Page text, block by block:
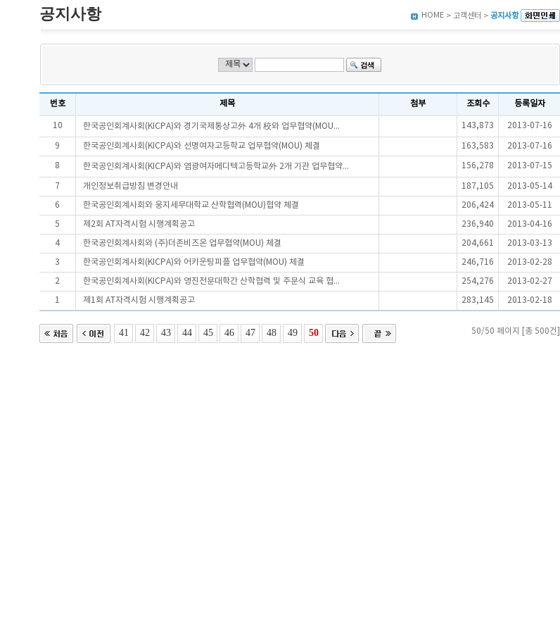
공지사항 HOME > 고객센터 > 공지사항
번호 제목 첨부 조회수 등록일자
10 한국공인회계사회(KICPA)와 경기국제통상고外 4개 校와 업무협약(MOU... 143,873 2013-07-16
9 한국공인회계사회(KICPA)와 선명여자고등학교 업무협약(MOU) 체결 163,583 2013-07-16
8 한국공인회계사회(KICPA)와 염광여자메디텍고등학교外 2개 기관 업무협약... 156,278 2013-07-15
7 개인정보취급방침 변경안내 187,105 2013-05-14
6 한국공인회계사회와 웅지세무대학교 산학협력(MOU)협약 체결 206,424 2013-05-11
5 제2회 AT자격시험 시행계획공고 236,940 2013-04-16
4 한국공인회계사회와 (주)더존비즈온 업무협약(MOU) 체결 204,661 2013-03-13
3 한국공인회계사회(KICPA)와 어카운팅피플 업무협약(MOU) 체결 246,716 2013-02-28
2 한국공인회계사회(KICPA)와 영진전문대학간 산학협력 및 주문식 교육 협... 254,276 2013-02-27
1 제1회 AT자격시험 시행계획공고 283,145 2013-02-18
41 42 43 44 45 46 47 48 49 50 50/50 페이지 [총 500건]